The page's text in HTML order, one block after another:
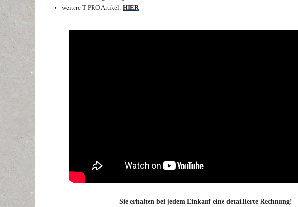
weitere T-PRO Artikel: HIER
Sie erhalten bei jedem Einkauf eine detaillierte Rechnung!